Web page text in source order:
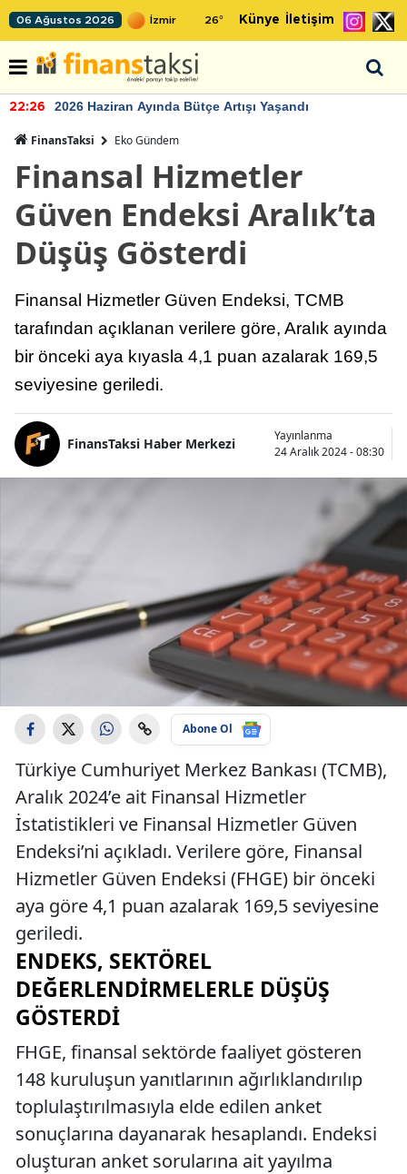
06 Ağustos 2026 26° Künye İletişim
22:26 2026 Haziran Ayında Bütçe Artışı Yaşandı
FinansTaksi Eko Gündem
Finansal Hizmetler
Güven Endeksi Aralık’ta
Düşüş Gösterdi
Finansal Hizmetler Güven Endeksi, TCMB
tarafından açıklanan verilere göre, Aralık ayında
bir önceki aya kıyasla 4,1 puan azalarak 169,5
seviyesine geriledi.
FinansTaksi Haber Merkezi
Yayınlanma
24 Aralık 2024 - 08:30
Abone Ol
Türkiye Cumhuriyet Merkez Bankası (TCMB),
Aralık 2024’e ait Finansal Hizmetler
İstatistikleri ve Finansal Hizmetler Güven
Endeksi’ni açıkladı. Verilere göre, Finansal
Hizmetler Güven Endeksi (FHGE) bir önceki
aya göre 4,1 puan azalarak 169,5 seviyesine
geriledi.
ENDEKS, SEKTÖREL
DEĞERLENDIRMELERLE DÜŞÜŞ
GÖSTERDI
FHGE, finansal sektörde faaliyet gösteren
148 kuruluşun yanıtlarının ağırlıklandırılıp
toplulaştırılmasıyla elde edilen anket
sonuçlarına dayanarak hesaplandı. Endeksi
oluşturan anket sorularına ait yayılma